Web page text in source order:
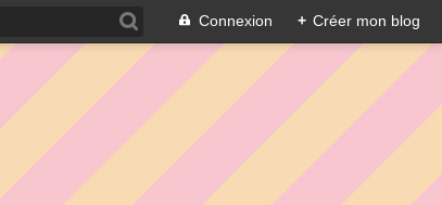
Connexion + Créer mon blog